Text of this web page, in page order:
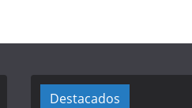
Destacados